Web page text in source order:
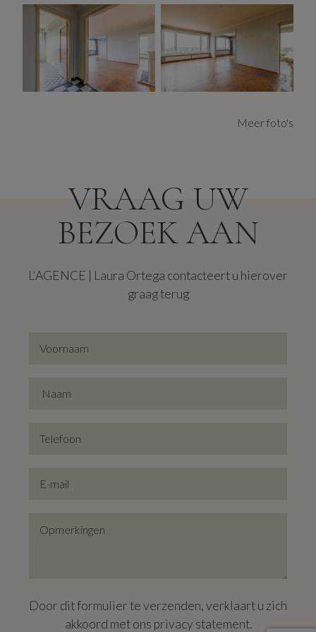
Via de nachthal komen we terecht in de badkamer met
ligbad en unieke zwart-witte tegelvloer, wat een vleugje
karakter toevoegt aan de ruimte. Er is ook een apart
toilet.
Een van de hoogtepunten van dit appartement is het
je vanuit alle vertrekken genieten van panoramische
aanbod nog aantrekkelijker. Het biedt niet alleen
comfort en gemak waardoor je je geen zorgen hoeft te
maken over het vinden van een plek voor je auto.
Dit appartement heeft daarenboven een prima EPC-
Een geweldige kans voor wie op zoek is naar een project
een geweldige kans voor een renovatieproject met een
Meer foto's
VRAAG UW
BEZOEK AAN
L'AGENCE | Laura Ortega contacteert u hierover
graag terug
Door dit formulier te verzenden, verklaart u zich
akkoord met ons privacy statement.